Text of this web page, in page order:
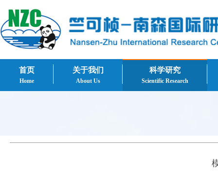
首页
Home
关于我们
About Us
科学研究
Scientific Research